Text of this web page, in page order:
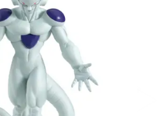
um brinquedo, pois é um
tem primordialmente valor de
01/2002 – Portaria INMETRO Nº 108 de
II, item 2.
acompanham brindes, enviados
escolher no carrinho.